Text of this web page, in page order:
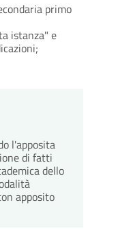
primo
istanza" e
l'apposita
di fatti
dello
apposito